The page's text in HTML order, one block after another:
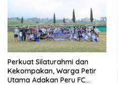
Perkuat Silaturahmi dan
Kekompakan, Warga Petir
Utama Adakan Peru FC